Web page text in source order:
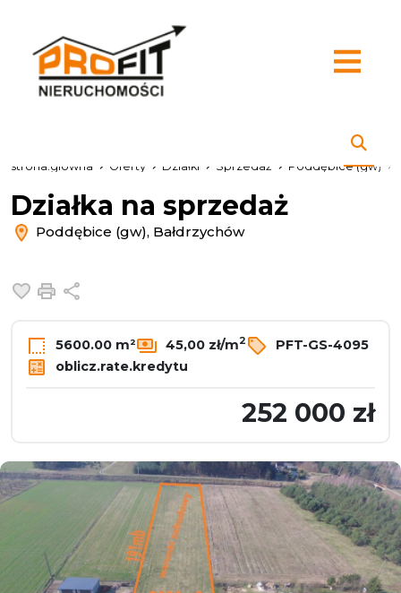
strona.glowna Oferty Działki Sprzedaż Poddębice (gw)
Działka na sprzedaż
Poddębice (gw), Bałdrzychów
Dodaj do ulubionych
Drukuj
5600.00 m² 45,00 zł/m2
PFT-GS-4095
oblicz.rate.kredytu
252 000 zł